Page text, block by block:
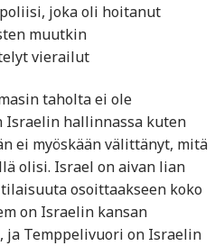
joka oli hoitanut
muutkin
vierailut
taholta ei ole
Israelin hallinnassa kuten
ei myöskään välittänyt, mitä
olisi. Israel on aivan lian
osoittaakseen koko
on Israelin kansan
ja Temppelivuori on Israelin